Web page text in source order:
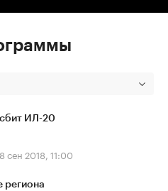
ИЛ-20
сен 2018, 11:00
региона